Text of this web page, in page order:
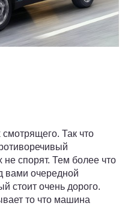
смотрящего. Так что
не спорят. Тем более что
вами очередной
стоит очень дорого.
то что машина